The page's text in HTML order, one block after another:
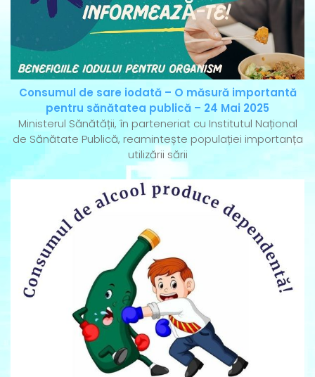
Consumul de sare iodată – O măsură importantă
pentru sănătatea publică – 24 Mai 2025
Ministerul Sănătății, în parteneriat cu Institutul Național
de Sănătate Publică, reamintește populației importanța
utilizării sării